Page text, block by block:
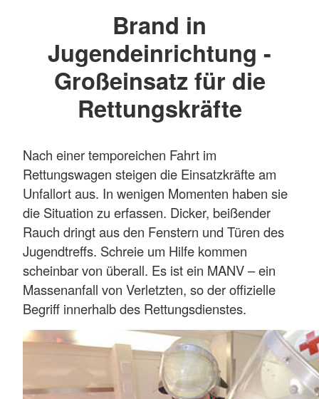
Brand in
Jugendeinrichtung -
Großeinsatz für die
Rettungskräfte
Nach einer temporeichen Fahrt im
Rettungswagen steigen die Einsatzkräfte am
Unfallort aus. In wenigen Momenten haben sie
die Situation zu erfassen. Dicker, beißender
Rauch dringt aus den Fenstern und Türen des
Jugendtreffs. Schreie um Hilfe kommen
scheinbar von überall. Es ist ein MANV – ein
Massenanfall von Verletzten, so der offizielle
Begriff innerhalb des Rettungsdienstes.